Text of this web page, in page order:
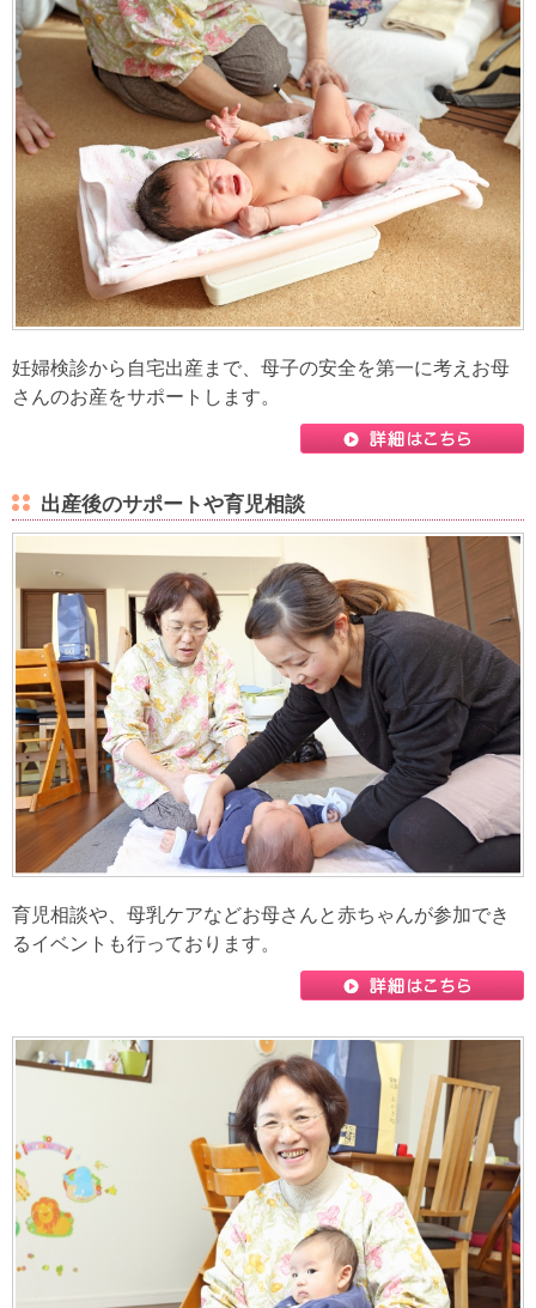
妊婦検診から自宅出産まで、母子の安全を第一に考えお母
さんのお産をサポートします。
出産後のサポートや育児相談
育児相談や、母乳ケアなどお母さんと赤ちゃんが参加でき
るイベントも行っております。